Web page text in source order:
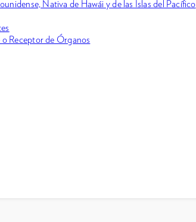
Nativa de Hawái y de las Islas del Pacífico
Receptor de Órganos